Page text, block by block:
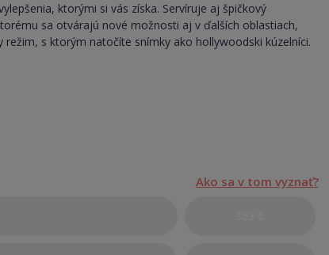
ktorými si vás získa. Servíruje aj špičkový
sa otvárajú nové možnosti aj v ďalších oblastiach,
s ktorým natočíte snímky ako hollywoodski kúzelníci.
Ako sa v tom vyznať?